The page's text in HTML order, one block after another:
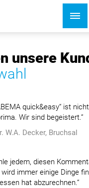
unsere
quick&easy“ ist
Wir sind begeistert.“
W.A. Decker, Bruchsal
jedem, diesen
immer einige Dinge
hat abzurechnen.“